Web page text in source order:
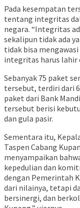
Pada kesempatan
tentang integritas
negara. “Integritas
sekalipun tidak ada
tidak bisa
integritas harus lahir
Sebanyak 75 paket
tersebut, terdiri dari
paket dari Bank
tersebut berisi
dan gula pasir.
Sementara itu,
Taspen Cabang
menyampaikan
kepedulian dan
dengan Pemerintah
dari nilainya, tetapi
bersinergi, dan